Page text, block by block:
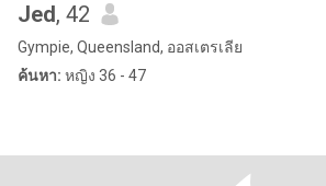
Jed, 42
Gympie, Queensland, ออสเตรเลีย
ค้นหา: หญิง 36 - 47